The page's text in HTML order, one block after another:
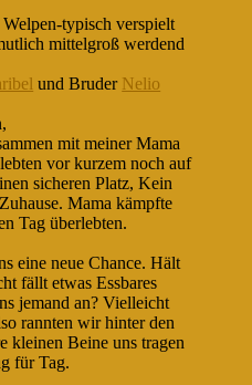
typisch verspielt
mittelgroß werdend
und Bruder Nelio
mit meiner Mama
vor kurzem noch auf
sicheren Platz, Kein
Mama kämpfte
Tag überlebten.
eine neue Chance. Hält
fällt etwas Essbares
jemand an? Vielleicht
rannten wir hinter den
kleinen Beine uns tragen
für Tag.